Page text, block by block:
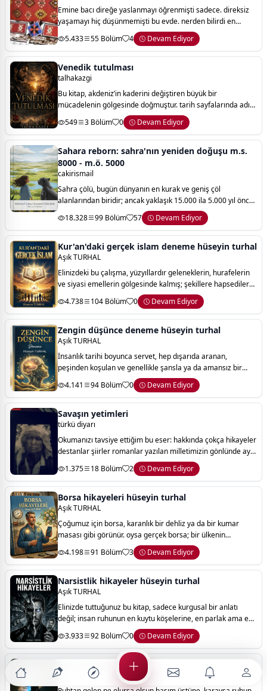
Emine bacı direğe yaslanmayı öğrenmişti sadece. direksiz
yaşamayı hiç düşünmemişti bu evde. nerden bilirdi en
sevdiği adamın bu evi terk edeceğini. geçici mutluluklar
uğruna, direğinin devrileceğini.
5.433 55 Bölüm 4 Devam Ediyor
Venedik tutulması
talhakazgi
Bu kitap, akdeniz’in kaderini değiştiren büyük bir
mücadelenin gölgesinde doğmuştur. tarih sayfalarında adı
geçen savaşlar, donanmalar ve imparatorluklar aslında
sadece taşın, toprağın ve denizin deği
549 3 Bölüm 0 Devam Ediyor
Sahara reborn: sahra'nın yeniden doğuşu m.s.
8000 - m.ö. 5000
cakirismail
Sahra çölü, bugün dünyanın en kurak ve geniş çöl
alanlarından biridir; ancak yaklaşık 15.000 ila 5.000 yıl önce
bu topraklar göllerle dolu, otlaklarla kaplı ve yaşamla iç içe
bir ekosisteme sahipti. b
18.328 99 Bölüm 57 Devam Ediyor
Kur'an'daki gerçek islam deneme hüseyin turhal
Aşık TURHAL
Elinizdeki bu çalışma, yüzyıllardır geleneklerin, hurafelerin
ve siyasi emellerin gölgesinde kalmış; şekillere hapsedilerek
özünden koparılmış bir inancın, asıl kaynağına yani
kur’an’daki gerçek islam
4.738 104 Bölüm 0 Devam Ediyor
Zengin düşünce deneme hüseyin turhal
Aşık TURHAL
İnsanlık tarihi boyunca servet, hep dışarıda aranan,
peşinden koşulan ve genellikle şansla ya da amansız bir
mücadeleyle elde edileceği düşünülen somut bir kavram
olarak görüldü. ancak asırların bilge
4.141 94 Bölüm 0 Devam Ediyor
Savaşın yetimleri
türkü diyarı
Okumanızı tavsiye ettiğim bu eser: hakkında çokça hikayeler
destanlar şiirler romanlar yazılan milletimizin gönlünde ayrı
yeri olan çanakkale savaş ları sonrası bir daha dönmeyen iki
kardeşin geride k
1.375 18 Bölüm 2 Devam Ediyor
Borsa hikayeleri hüseyin turhal
Aşık TURHAL
Çoğumuz için borsa, karanlık bir dehliz ya da bir kumar
masası gibi görünür. oysa gerçek borsa; bir ülkenin
üretimine ortak olmak, geleceğe tohum ekmek ve zamanın
mucizevi gücüne güvenmektir. bir elek
4.198 91 Bölüm 3 Devam Ediyor
Narsistlik hikayeler hüseyin turhal
Aşık TURHAL
Elinizde tuttuğunuz bu kitap, sadece kurgusal bir anlatı
değil; insan ruhunun en kuytu köşelerine, en parlak ama en
soğuk zirvelerine yapılmış bir yolculuktur. narsistlik
hikayeler, bir insanın kendi
3.933 92 Bölüm 0 Devam Ediyor
Ruh-u dünya
sair_lafi